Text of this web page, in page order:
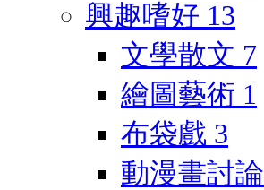
興趣嗜好 13
文學散文 7
繪圖藝術 1
布袋戲 3
動漫畫討論